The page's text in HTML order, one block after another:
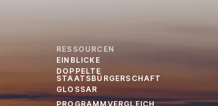
RESSOURCEN
EINBLICKE
DOPPELTE
STAATSBÜRGERSCHAFT
GLOSSAR
PROGRAMMVERGLEICH